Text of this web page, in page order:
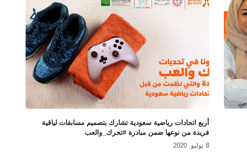
أربع اتحادات رياضية سعودية تشارك بتصميم مسابقات لياقية
فريدة من نوعها ضمن مبادرة #تحرك_والعب
8 يوليو, 2020